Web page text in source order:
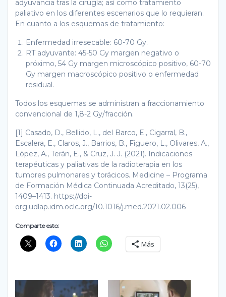
adyuvancia tras la cirugía; así como tratamiento
paliativo en los diferentes escenarios que lo requieran.
En cuanto a los esquemas de tratamiento:
Enfermedad irresecable: 60-70 Gy.
RT adyuvante: 45-50 Gy margen negativo o
próximo, 54 Gy margen microscópico positivo, 60-70
Gy margen macroscópico positivo o enfermedad
residual.
Todos los esquemas se administran a fraccionamiento
convencional de 1,8-2 Gy/fracción.
[1] Casado, D., Bellido, L., del Barco, E., Cigarral, B.,
Escalera, E., Claros, J., Barrios, B., Figuero, L., Olivares, A.,
López, A., Terán, E., & Cruz, J. J. (2021). Indicaciones
terapéuticas y paliativas de la radioterapia en los
tumores pulmonares y torácicos. Medicine – Programa
de Formación Médica Continuada Acreditado, 13(25),
1409–1413. https://doi-
org.udlap.idm.oclc.org/10.1016/j.med.2021.02.006
Comparte esto:
Más